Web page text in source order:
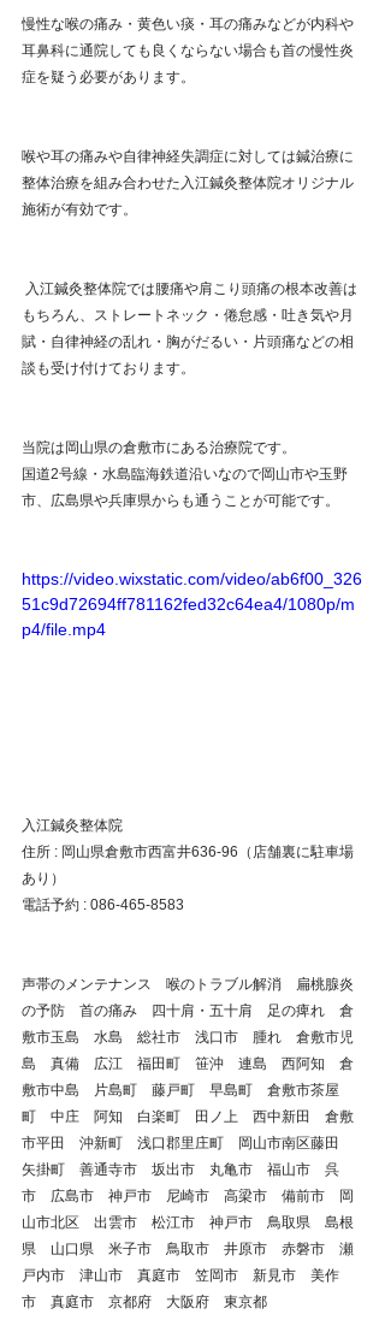
慢性な喉の痛み・黄色い痰・耳の痛みなどが内科や
耳鼻科に通院しても良くならない場合も首の慢性炎
症を疑う必要があります。
喉や耳の痛みや自律神経失調症に対しては鍼治療に
整体治療を組み合わせた入江鍼灸整体院オリジナル
施術が有効です。
もちろん、ストレートネック・倦怠感・吐き気や月
賦・自律神経の乱れ・胸がだるい・片頭痛などの相
談も受け付けております。
当院は岡山県の倉敷市にある治療院です。
国道2号線・水島臨海鉄道沿いなので岡山市や玉野
市、広島県や兵庫県からも通うことが可能です。
https://video.wixstatic.com/video/ab6f00_326
51c9d72694ff781162fed32c64ea4/1080p/m
p4/file.mp4
入江鍼灸整体院
住所 : 岡山県倉敷市西富井636-96（店舗裏に駐車場
あり）
電話予約 : 086-465-8583
声帯のメンテナンス　喉のトラブル解消　扁桃腺炎
の予防　首の痛み　四十肩・五十肩　足の痺れ　倉
敷市玉島　水島　総社市　浅口市　腫れ　倉敷市児
島　真備　広江　福田町　笹沖　連島　西阿知　倉
敷市中島　片島町　藤戸町　早島町　倉敷市茶屋
町　中庄　阿知　白楽町　田ノ上　西中新田　倉敷
市平田　沖新町　浅口郡里庄町　岡山市南区藤田
矢掛町　善通寺市　坂出市　丸亀市　福山市　呉
市　広島市　神戸市　尼崎市　高梁市　備前市　岡
山市北区　出雲市　松江市　神戸市　鳥取県　島根
県　山口県　米子市　鳥取市　井原市　赤磐市　瀬
戸内市　津山市　真庭市　笠岡市　新見市　美作
市　真庭市　京都府　大阪府　東京都